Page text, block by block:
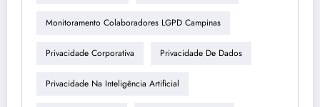
Monitoramento Colaboradores LGPD Campinas
Privacidade Corporativa Privacidade De Dados
Privacidade Na Inteligência Artificial